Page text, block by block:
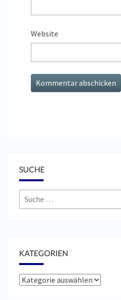
Website
SUCHE
Suche
nach:
KATEGORIEN
Kategorien